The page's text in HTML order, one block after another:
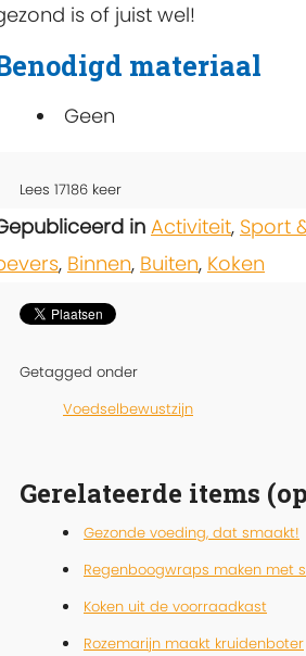
is of juist wel!
materiaal
Geen
Lees 17186 keer
inActiviteit, Sport
, Binnen, Buiten, Koken
Getagged onder
Voedselbewustzijn
Gerelateerde items
Gezonde voeding, dat smaakt!
Regenboogwraps maken met
Koken uit de voorraadkast
Rozemarijn maakt kruidenboter